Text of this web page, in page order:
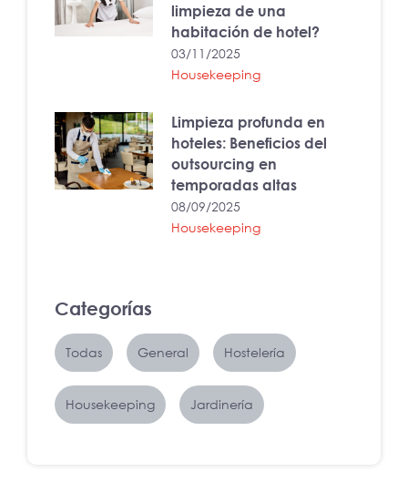
limpieza de una
habitación de hotel?
03/11/2025
Housekeeping
Limpieza profunda en
hoteles: Beneficios del
outsourcing en
temporadas altas
08/09/2025
Housekeeping
Categorías
Todas General Hostelería
Housekeeping Jardinería